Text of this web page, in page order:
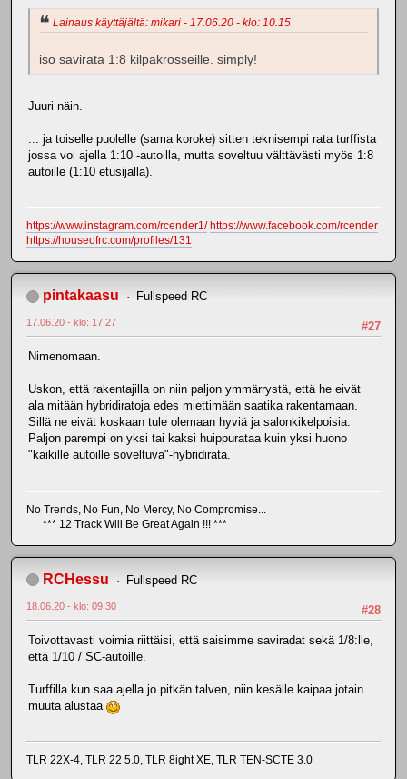
Lainaus käyttäjältä: mikari - 17.06.20 - klo: 10.15
iso savirata 1:8 kilpakrosseille. simply!
Juuri näin.
... ja toiselle puolelle (sama koroke) sitten teknisempi rata turffista
jossa voi ajella 1:10 -autoilla, mutta soveltuu välttävästi myös 1:8
autoille (1:10 etusijalla).
https://www.instagram.com/rcender1/ https://www.facebook.com/rcender
https://houseofrc.com/profiles/131
pintakaasu Fullspeed RC
#27
17.06.20 - klo: 17.27
Nimenomaan.
Uskon, että rakentajilla on niin paljon ymmärrystä, että he eivät
ala mitään hybridiratoja edes miettimään saatika rakentamaan.
Sillä ne eivät koskaan tule olemaan hyviä ja salonkikelpoisia.
Paljon parempi on yksi tai kaksi huippurataa kuin yksi huono
"kaikille autoille soveltuva"-hybridirata.
No Trends, No Fun, No Mercy, No Compromise...
*** 12 Track Will Be Great Again !!! ***
RCHessu Fullspeed RC
#28
18.06.20 - klo: 09.30
Toivottavasti voimia riittäisi, että saisimme saviradat sekä 1/8:lle,
että 1/10 / SC-autoille.
Turffilla kun saa ajella jo pitkän talven, niin kesälle kaipaa jotain
muuta alustaa
TLR 22X-4, TLR 22 5.0, TLR 8ight XE, TLR TEN-SCTE 3.0